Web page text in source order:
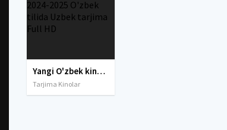
Yangi O'zbek kinolar 2010-2011-2012-2013-2014-2015-2016-2017-2018-2019-2020-2021-2022-2023-2024-2025 O'zbek tilida Uzbek tarjima Full HD
Tarjima Kinolar